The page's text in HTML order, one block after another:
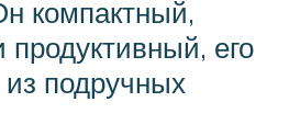
компактный,
его
подручных